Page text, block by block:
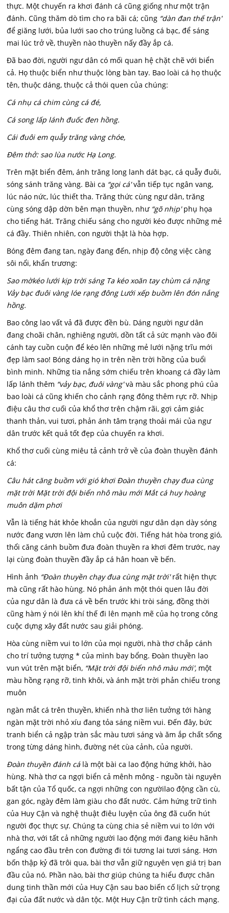
thực. Một chuyến ra khơi đánh cá cũng giống như một trận
đánh. Cũng thăm dò tìm cho ra bãi cá; cũng “dàn đan thế trận'
để giăng lưới, bủa lưới sao cho trúng luồng cá bạc, để sáng
mai lúc trở về, thuyền nào thuyền nấy đầy ắp cá.
Đã bao đời, người ngư dân có mối quan hệ chặt chẽ với biển
cả. Họ thuộc biển như thuộc lòng bàn tay. Bao loài cá họ thuộc
tên, thuộc dáng, thuộc cả thói quen của chúng:
Cá nhụ cá chim cùng cá đé,
Cá song lấp lánh đuốc đen hồng.
Cái đuôi em quẫy trăng vàng chóe,
Đêm thở: sao lùa nước Hạ Long.
Trên mặt biển đêm, ánh trăng long lanh dát bạc, cá quẫy đuôi,
sóng sánh trăng vàng. Bài ca “gọi cá'vẫn tiếp tục ngân vang,
lúc náo nức, lúc thiết tha. Trăng thức cùng ngư dân, trăng
cùng sóng dập dờn bên mạn thuyền, như “gõ nhịp'phụ họa
cho tiếng hát. Trăng chiếu sáng cho người kéo được những mẻ
cá đầy. Thiên nhiên, con người thật là hòa hợp.
Bóng đêm đang tan, ngày đang đến, nhịp độ công việc càng
sôi nổi, khẩn trương:
Sao mờkéo lưới kịp trời sáng Ta kéo xoăn tay chùm cá nặng
Vảy bạc đuôi vàng lóe rạng đông Lưới xếp buồm lên đón nắng
hồng.
Bao công lao vất vả đã được đền bù. Dáng người ngư dân
đang choãi chân, nghiêng người, dồn tất cả sức mạnh vào đôi
cánh tay cuồn cuộn để kéo lên những mẻ lưới nặng trĩu mới
đẹp làm sao! Bóng dáng họ in trên nền trời hồng của buổi
bình minh. Những tia nắng sớm chiếu trên khoang cá đầy làm
lấp lánh thêm “vảy bạc, đuôi vàng'và màu sắc phong phú của
bao loài cá cũng khiến cho cảnh rạng đông thêm rực rỡ. Nhịp
điệu câu thơ cuối của khổ thơ trên chậm rãi, gợi cảm giác
thanh thản, vui tươi, phản ánh tâm trạng thoải mái của ngư
dân trước kết quả tốt đẹp của chuyến ra khơi.
Khổ thơ cuối cùng miêu tả cảnh trở về của đoàn thuyền đánh
cá:
Câu hát căng buồm với gió khơi Đoàn thuyền chạy đua cùng
mặt trời Mặt trời đội biển nhô màu mới Mắt cá huy hoàng
muôn dặm phơi
Vẫn là tiếng hát khỏe khoắn của người ngư dân dạn dày sóng
nước đang vươn lên làm chủ cuộc đời. Tiếng hát hòa trong gió,
thổi căng cánh buồm đưa đoàn thuyền ra khơi đêm trước, nay
lại cùng đoàn thuyền đầy ắp cá hân hoan về bến.
Hình ảnh “Đoàn thuyền chạy đua cùng mặt trời'rất hiện thực
mà cũng rất hào hùng. Nó phản ánh một thói quen lâu đời
của ngư dân là đưa cá về bến trước khi tròi sáng, đồng thời
cũng hàm ý nói lên khí thế đi lên mạnh mẽ của họ trong công
cuộc dựng xây đất nước sau giải phóng.
Hòa cùng niềm vui to lớn của mọi người, nhà thơ chắp cánh
cho trí tưởng tượng * của mình bay bổng. Đoàn thuyền lao
vun vút trên mặt biển, “Mặt trời đội biển nhô màu mới', một
màu hồng rạng rỡ, tinh khôi, và ánh mặt trời phản chiếu trong
muôn
ngàn mắt cá trên thuyền, khiến nhà thơ liên tưởng tới hàng
ngàn mặt trời nhỏ xíu đang tỏa sáng niềm vui. Đến đây, bức
tranh biển cả ngập tràn sắc màu tươi sáng và ăm ắp chất sống
trong từng dáng hình, đường nét cùa cảnh, của người.
Đoàn thuyền đánh cálà một bài ca lao động hứng khởi, hào
hùng. Nhà thơ ca ngợi biển cả mênh mông - nguồn tài nguyên
bất tận của Tổ quốc, ca ngợi những con ngườilao động cần cù,
gan góc, ngày đêm làm giàu cho đất nước. Cảm hứng trữ tình
của Huy Cận và nghệ thuật điêu luyện của ông đã cuốn hút
người đọc thực sự. Chúng ta cùng chia sẻ niềm vui to lớn với
nhà thơ, với tất cả những người lao động mới đang kiêu hãnh
ngẩng cao đầu trên con đường đi tói tương lai tươi sáng. Hơn
bốn thập kỷ đã trôi qua, bài thơ vẫn giữ nguyên vẹn giá trị ban
đầu của nó. Phần nào, bài thơ giúp chúng ta hiểu được chân
dung tinh thần mới của Huy Cận sau bao biến cố lịch sử trọng
đại của đất nước và dân tộc. Một Huy Cận trữ tình cách mạng.